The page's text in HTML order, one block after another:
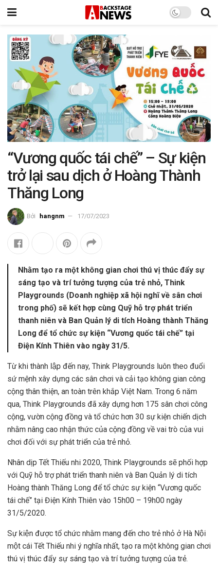
“Vương quốc tái chế” – Sự kiện
trở lại sau dịch ở Hoàng Thành
Thăng Long
Bởi hangnm 17/07/2023
Nhằm tạo ra một không gian chơi thú vị thúc đẩy sự
sáng tạo và trí tưởng tượng của trẻ nhỏ, Think
Playgrounds (Doanh nghiệp xã hội nghĩ về sân chơi
trong phố) sẽ kết hợp cùng Quỹ hỗ trợ phát triển
thanh niên và Ban Quản lý di tích Hoàng thành Thăng
Long để tổ chức sự kiện “Vương quốc tái chế” tại
Điện Kính Thiên vào ngày 31/5.
Từ khi thành lập đến nay, Think Playgrounds luôn theo đuổi
sứ mệnh xây dựng các sân chơi và cải tạo không gian công
cộng thân thiện, an toàn trên khắp Việt Nam. Trong 6 năm
qua, Think Playgrounds đã xây dựng hơn 175 sân chơi công
cộng, vườn cộng đồng và tổ chức hơn 30 sự kiện chiến dịch
nhằm nâng cao nhận thức của cộng đồng về vai trò của vui
chơi đối với sự phát triển của trẻ nhỏ.
Nhân dịp Tết Thiếu nhi 2020, Think Playgrounds sẽ phối hợp
với Quỹ hỗ trợ phát triển thanh niên và Ban Quản lý di tích
Hoàng thành Thăng Long để tổ chức sự kiện “Vương quốc
tái chế” tại Điện Kính Thiên vào 15h00 – 19h00 ngày
31/5/2020.
Sự kiện được tổ chức nhằm mang đến cho trẻ nhỏ ở Hà Nội
một cái Tết Thiếu nhi ý nghĩa nhất, tạo ra một không gian chơi
thú vị thúc đẩy sự sáng tạo và trí tưởng tượng của trẻ.